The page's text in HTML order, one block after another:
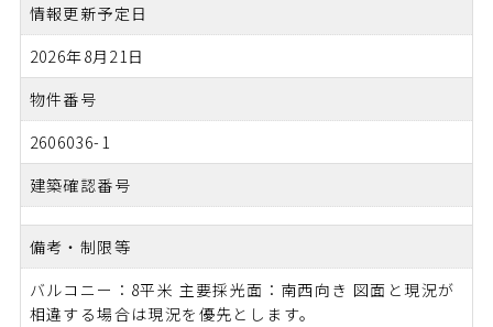
情報更新予定日
2026年8月21日
物件番号
2606036-1
建築確認番号
備考・制限等
バルコニー：8平米 主要採光面：南西向き 図面と現況が
相違する場合は現況を優先とします。